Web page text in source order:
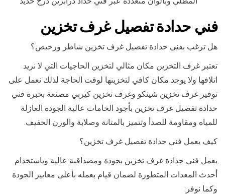
فني حدادة تفصيل غرف تخزين
هل ترغب بفني حدادة تفصيل غرف تخزين شاطر ورخيص؟
تعتبر غرف التخزين مكان مثالي لتخزين الحاجيات التي لا نريد
اتلافها ولا يوجد مكان كافي لتخزينها لوقت الحاجة لذلك نعمل على
توفير غرف تخزين شينكو وغرف تخزين كيربي مصنعة بخبرة فني
حدادة تفصيل غرف تخزين بأجود الخامات عالية الجودة العازلة
للمياه ومقاومة للصدأ وتتميز بالمتانة وصلابة والوزن الخفيف.
كيف يعمل فني حدادة تفصيل غرف تخزين؟
يعمل فني حدادة غرف تخزين بجودة ومصداقية عالية وباستخدام
أحدث المعدات المتطورة لضمان قيام بعمله بأعلى معايير الجودة
وكما نوفر: